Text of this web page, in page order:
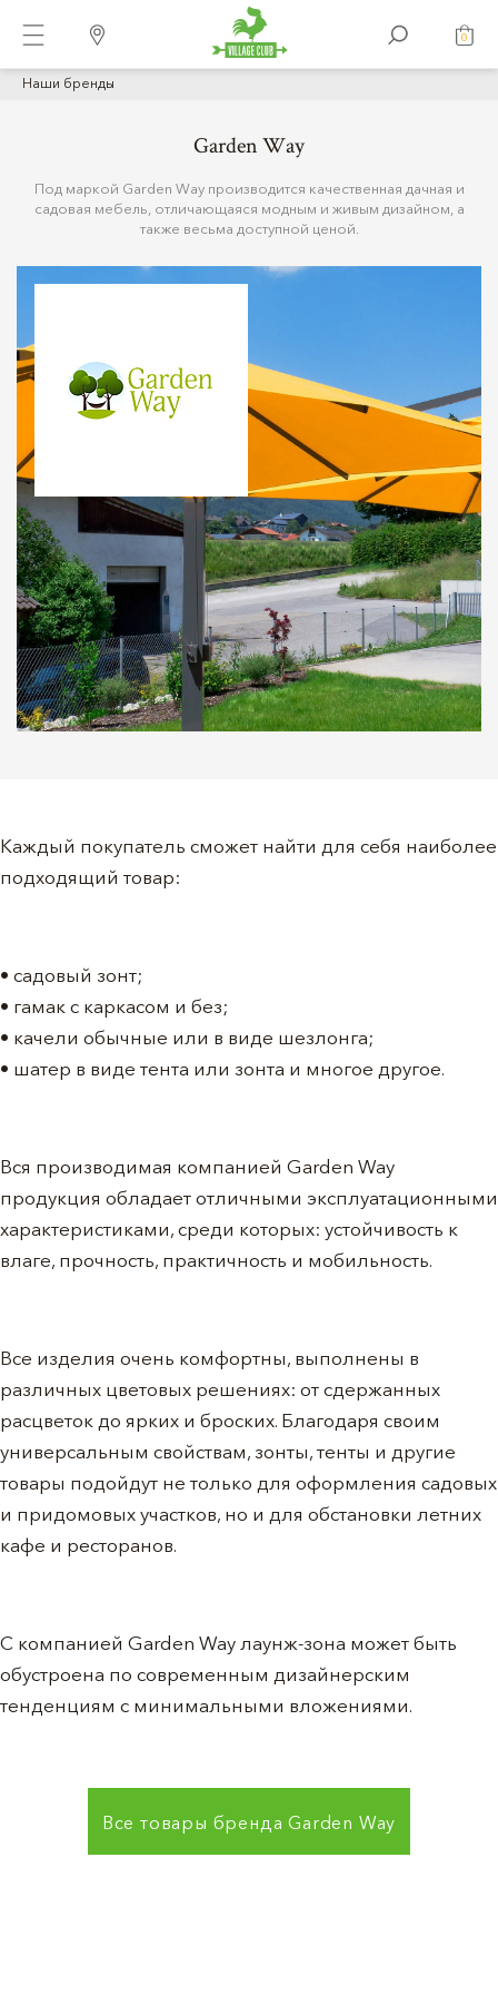
0
Наши бренды
Garden Way
Под маркой Garden Way производится качественная дачная и
садовая мебель, отличающаяся модным и живым дизайном, а
также весьма доступной ценой.
Каждый покупатель сможет найти для себя наиболее
подходящий товар:
• садовый зонт;
• гамак с каркасом и без;
• качели обычные или в виде шезлонга;
• шатер в виде тента или зонта и многое другое.
Вся производимая компанией Garden Way
продукция обладает отличными эксплуатационными
характеристиками, среди которых: устойчивость к
влаге, прочность, практичность и мобильность.
Все изделия очень комфортны, выполнены в
различных цветовых решениях: от сдержанных
расцветок до ярких и броских. Благодаря своим
универсальным свойствам, зонты, тенты и другие
товары подойдут не только для оформления садовых
и придомовых участков, но и для обстановки летних
кафе и ресторанов.
С компанией Garden Way лаунж-зона может быть
обустроена по современным дизайнерским
тенденциям с минимальными вложениями.
Все товары брендаGarden Way